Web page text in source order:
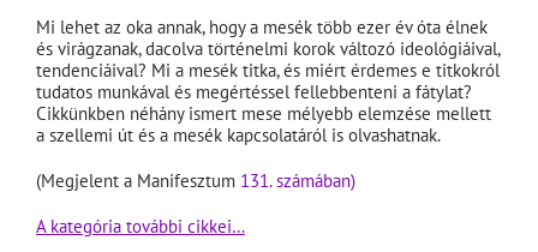
Mi lehet az oka annak, hogy a mesék több ezer év óta élnek
és virágzanak, dacolva történelmi korok változó ideológiáival,
tendenciáival? Mi a mesék titka, és miért érdemes e titkokról
tudatos munkával és megértéssel fellebbenteni a fátylat?
Cikkünkben néhány ismert mese mélyebb elemzése mellett
a szellemi út és a mesék kapcsolatáról is olvashatnak.
(Megjelent a Manifesztum 131. számában)
A kategória további cikkei…